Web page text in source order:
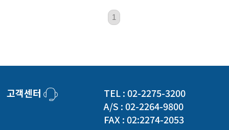
1
고객센터
TEL : 02-2275-3200
A/S : 02-2264-9800
FAX : 02:2274-2053